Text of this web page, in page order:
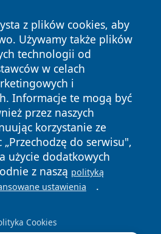
z plików cookies, aby
Używamy także plików
technologii od
w celach
i
Informacje te mogą być
przez naszych
korzystanie ze
do serwisu",
użycie dodatkowych
z naszą polityką
ustawienia .
Cookies
Wszystkie prawa
Polityka
Cookies